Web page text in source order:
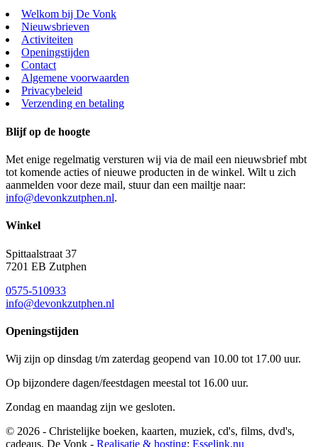
Welkom bij De Vonk
Nieuwsbrieven
Activiteiten
Openingstijden
Contact
Algemene voorwaarden
Privacybeleid
Verzending en betaling
Blijf op de hoogte
Met enige regelmatig versturen wij via de mail een nieuwsbrief mbt
tot komende acties of nieuwe producten in de winkel. Wilt u zich
aanmelden voor deze mail, stuur dan een mailtje naar:
info@devonkzutphen.nl.
Winkel
Spittaalstraat 37
7201 EB Zutphen
0575-510933
info@devonkzutphen.nl
Openingstijden
Wij zijn op dinsdag t/m zaterdag geopend van 10.00 tot 17.00 uur.
Op bijzondere dagen/feestdagen meestal tot 16.00 uur.
Zondag en maandag zijn we gesloten.
© 2026 - Christelijke boeken, kaarten, muziek, cd's, films, dvd's,
cadeaus, De Vonk - Realisatie & hosting: Esselink.nu